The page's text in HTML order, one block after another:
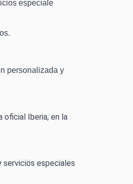
especiale
personalizada y
oficial Iberia, en la
servicios especiales